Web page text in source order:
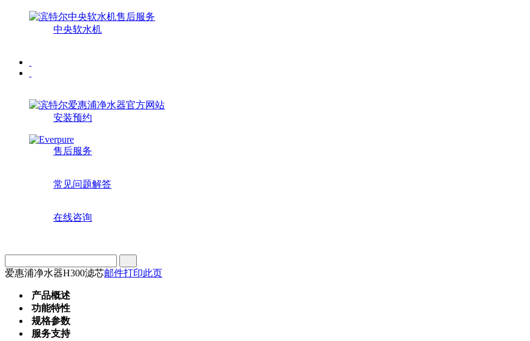
中央软水机
安装预约
售后服务
常见问题解答
在线咨询
爱惠浦净水器H300滤芯邮件打印此页
产品概述
功能特性
规格参数
服务支持